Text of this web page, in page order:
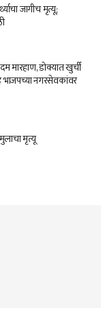
जागीच मृत्यू;
मारहाण, डोक्यात खुर्ची
भाजपच्या नगरसेवकांवर
मृत्यू